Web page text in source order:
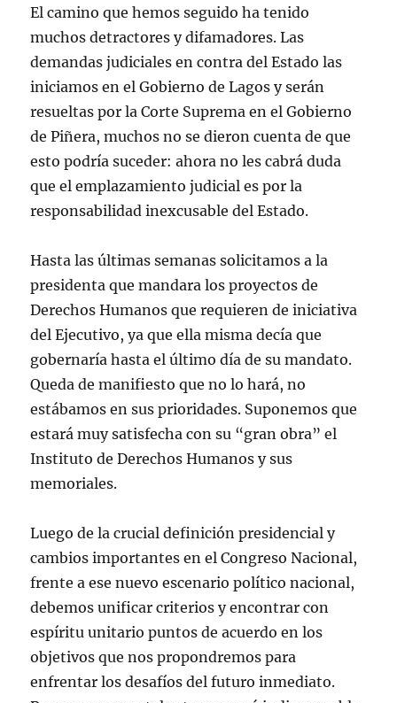
El camino que hemos seguido ha tenido
muchos detractores y difamadores. Las
demandas judiciales en contra del Estado las
iniciamos en el Gobierno de Lagos y serán
resueltas por la Corte Suprema en el Gobierno
de Piñera, muchos no se dieron cuenta de que
esto podría suceder: ahora no les cabrá duda
que el emplazamiento judicial es por la
responsabilidad inexcusable del Estado.
Hasta las últimas semanas solicitamos a la
presidenta que mandara los proyectos de
Derechos Humanos que requieren de iniciativa
del Ejecutivo, ya que ella misma decía que
gobernaría hasta el último día de su mandato.
Queda de manifiesto que no lo hará, no
estábamos en sus prioridades. Suponemos que
estará muy satisfecha con su “gran obra” el
Instituto de Derechos Humanos y sus
memoriales.
Luego de la crucial definición presidencial y
cambios importantes en el Congreso Nacional,
frente a ese nuevo escenario político nacional,
debemos unificar criterios y encontrar con
espíritu unitario puntos de acuerdo en los
objetivos que nos propondremos para
enfrentar los desafíos del futuro inmediato.